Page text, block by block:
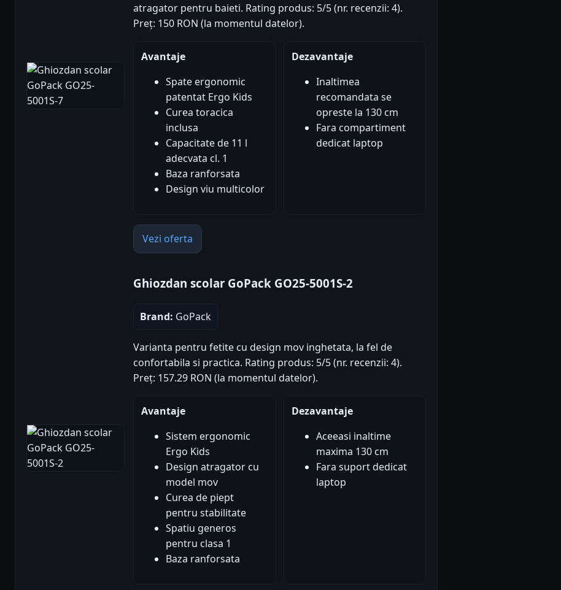
atragator pentru baieti. Rating produs: 5/5 (nr. recenzii: 4).
Preț: 150 RON (la momentul datelor).
Avantaje
Spate ergonomic
patentat Ergo Kids
Curea toracica
inclusa
Capacitate de 11 l
adecvata cl. 1
Baza ranforsata
Design viu multicolor
Dezavantaje
Inaltimea
recomandata se
opreste la 130 cm
Fara compartiment
dedicat laptop
Vezi oferta
Ghiozdan scolar GoPack GO25-5001S-2
Brand: GoPack
Varianta pentru fetite cu design mov inghetata, la fel de
confortabila si practica. Rating produs: 5/5 (nr. recenzii: 4).
Preț: 157.29 RON (la momentul datelor).
Avantaje
Sistem ergonomic
Ergo Kids
Design atragator cu
model mov
Curea de piept
pentru stabilitate
Spatiu generos
pentru clasa 1
Baza ranforsata
Dezavantaje
Aceeasi inaltime
maxima 130 cm
Fara suport dedicat
laptop